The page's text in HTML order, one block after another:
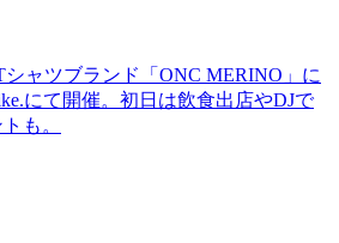
シャツブランド「ONC MERINO」に
にて開催。初日は飲食出店やDJで
も。